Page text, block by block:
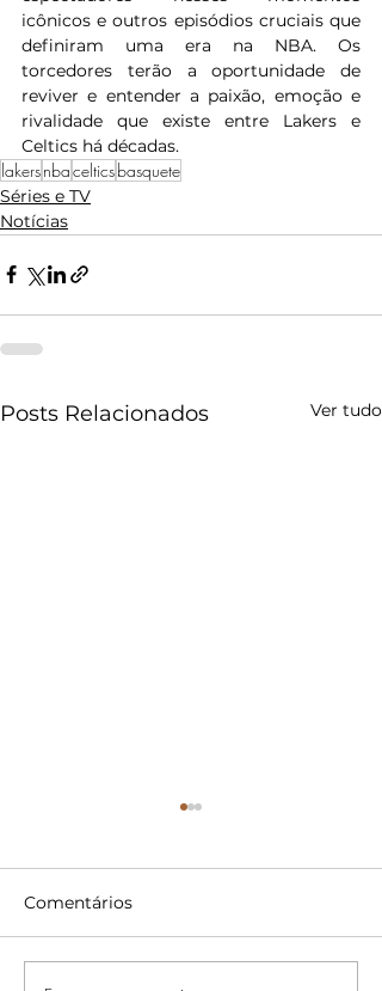
icônicos e outros episódios cruciais que
definiram uma era na NBA. Os
torcedores terão a oportunidade de
reviver e entender a paixão, emoção e
rivalidade que existe entre Lakers e
Celtics há décadas.
lakersnbacelticsbasquete
Séries e TV
Notícias
Posts Relacionados Ver tudo
Comentários